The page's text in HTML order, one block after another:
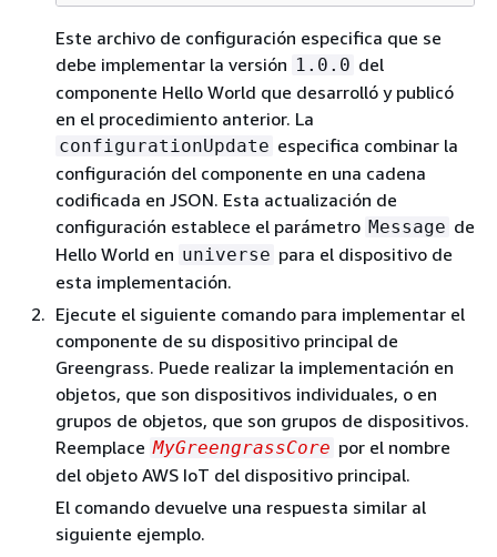
Este archivo de configuración especifica que se
debe implementar la versión 1.0.0 del
componente Hello World que desarrolló y publicó
en el procedimiento anterior. La
configurationUpdate especifica combinar la
configuración del componente en una cadena
codificada en JSON. Esta actualización de
configuración establece el parámetro Message de
Hello World en universe para el dispositivo de
esta implementación.
Ejecute el siguiente comando para implementar el
componente de su dispositivo principal de
Greengrass. Puede realizar la implementación en
objetos, que son dispositivos individuales, o en
grupos de objetos, que son grupos de dispositivos.
Reemplace MyGreengrassCore por el nombre
del objeto AWS IoT del dispositivo principal.
El comando devuelve una respuesta similar al
siguiente ejemplo.